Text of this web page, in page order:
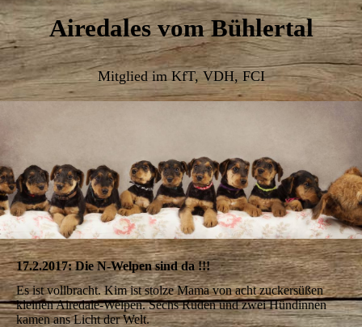
Airedales vom Bühlertal
Mitglied im KfT, VDH, FCI
17.2.2017: Die N-Welpen sind da !!!
Es ist vollbracht. Kim ist stolze Mama von acht zuckersüßen
kleinen Airedale-Welpen. Sechs Rüden und zwei Hündinnen
kamen ans Licht der Welt.